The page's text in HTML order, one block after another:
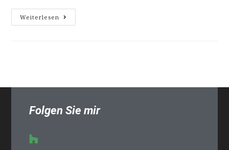
Weiterlesen
Folgen Sie mir